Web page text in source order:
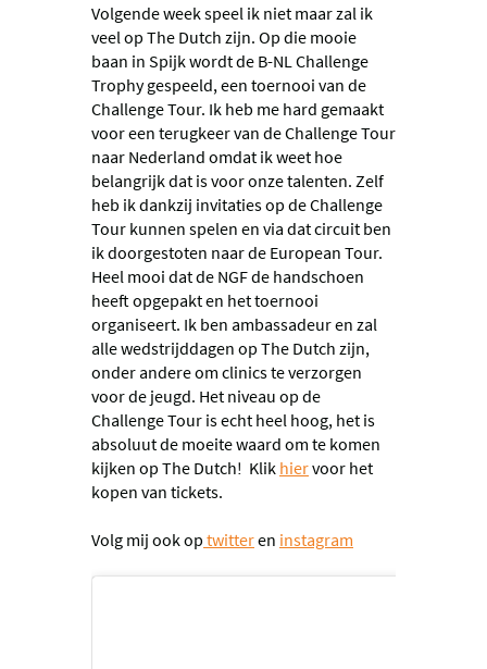
Volgende week speel ik niet maar zal ik
veel op The Dutch zijn. Op die mooie
baan in Spijk wordt de B-NL Challenge
Trophy gespeeld, een toernooi van de
Challenge Tour. Ik heb me hard gemaakt
voor een terugkeer van de Challenge Tour
naar Nederland omdat ik weet hoe
belangrijk dat is voor onze talenten. Zelf
heb ik dankzij invitaties op de Challenge
Tour kunnen spelen en via dat circuit ben
ik doorgestoten naar de European Tour.
Heel mooi dat de NGF de handschoen
heeft opgepakt en het toernooi
organiseert. Ik ben ambassadeur en zal
alle wedstrijddagen op The Dutch zijn,
onder andere om clinics te verzorgen
voor de jeugd. Het niveau op de
Challenge Tour is echt heel hoog, het is
absoluut de moeite waard om te komen
kijken op The Dutch! Klik hiervoor het
kopen van tickets.
Volg mij ook op twitteren instagram